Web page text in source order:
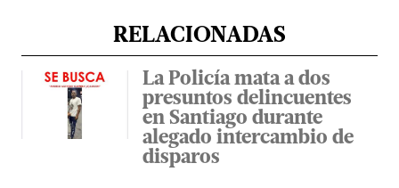
RELACIONADAS
La Policía mata a dos
presuntos delincuentes
en Santiago durante
alegado intercambio de
disparos